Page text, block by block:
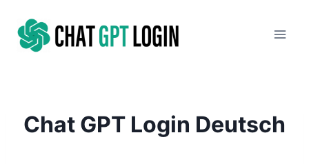
Inhalt
springen
Chat GPT Login Deutsch